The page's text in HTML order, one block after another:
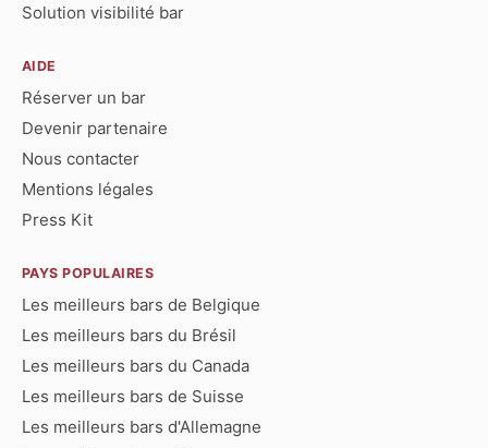
Solution visibilité bar
AIDE
Réserver un bar
Devenir partenaire
Nous contacter
Mentions légales
Press Kit
PAYS POPULAIRES
Les meilleurs bars de Belgique
Les meilleurs bars du Brésil
Les meilleurs bars du Canada
Les meilleurs bars de Suisse
Les meilleurs bars d'Allemagne